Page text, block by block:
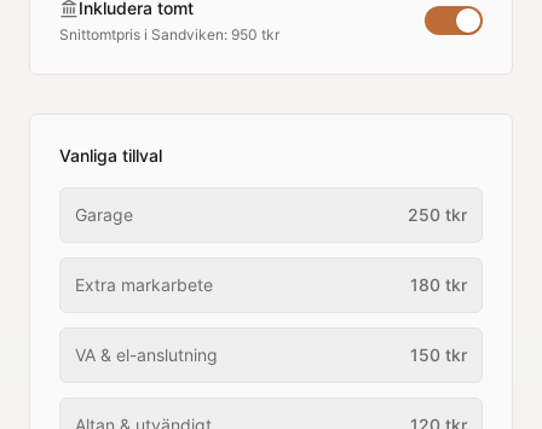
Inkludera tomt
Snittomtpris i Sandviken: 950 tkr
Vanliga tillval
Garage 250 tkr
Extra markarbete 180 tkr
VA & el-anslutning 150 tkr
Altan & utvändigt 120 tkr